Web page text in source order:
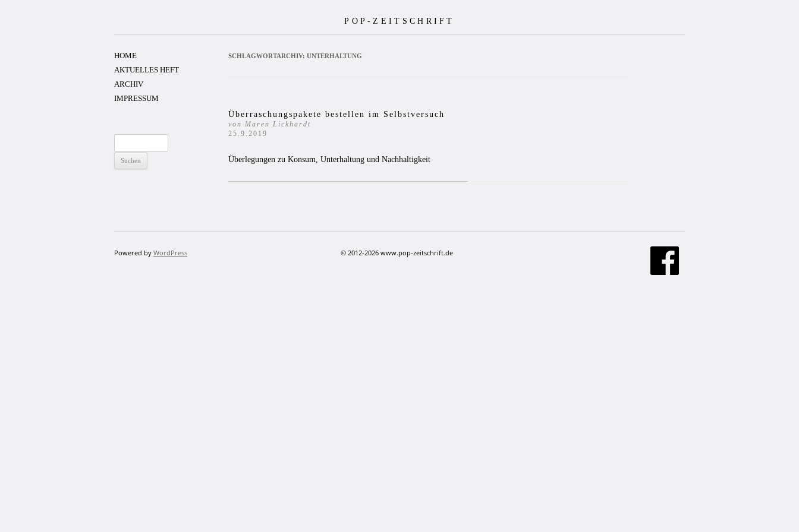
POP-ZEITSCHRIFT
SCHLAGWORTARCHIV: UNTERHALTUNG
Überraschungspakete bestellen im Selbstversuch
von Maren Lickhardt
25.9.2019
Überlegungen zu Konsum, Unterhaltung und Nachhaltigkeit
HOME
AKTUELLES HEFT
ARCHIV
IMPRESSUM
nach:
Powered by WordPress © 2012-2026 www.pop-zeitschrift.de